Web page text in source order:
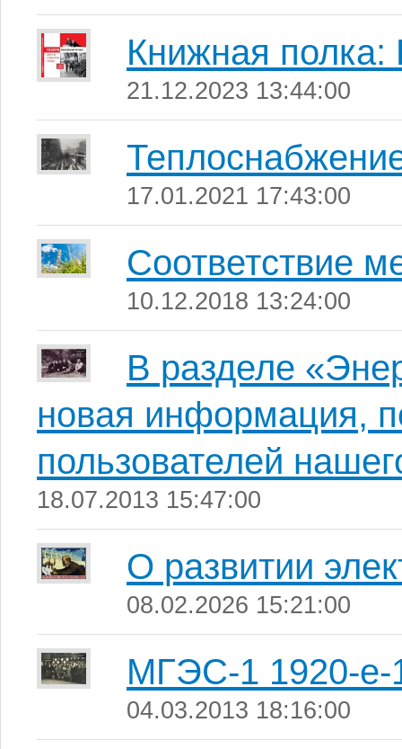
Книжная
21.12.2023 13:44:00
17.01.2021 17:43:00
Соответствие
10.12.2018 13:24:00
В разделе
новая информация,
пользователей
18.07.2013 15:47:00
О развитии
08.02.2026 15:21:00
МГЭС-1 1920-е-
04.03.2013 18:16:00